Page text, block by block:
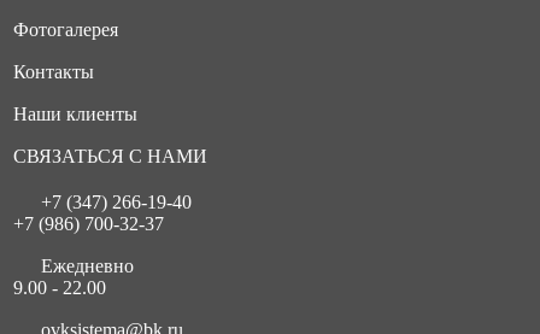
Фотогалерея
Контакты
Наши клиенты
СВЯЗАТЬСЯ С НАМИ
+7 (347) 266-19-40
+7 (986) 700-32-37
Ежедневно
9.00 - 22.00
ovksistema@bk.ru